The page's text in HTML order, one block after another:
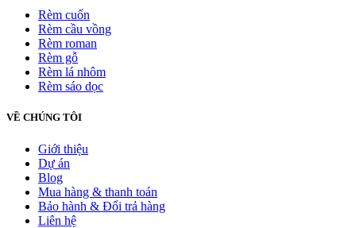
Rèm cuốn
Rèm cầu vồng
Rèm roman
Rèm gỗ
Rèm lá nhôm
Rèm sáo dọc
VỀ CHÚNG TÔI
Giới thiệu
Dự án
Blog
Mua hàng & thanh toán
Bảo hành & Đổi trả hàng
Liên hệ